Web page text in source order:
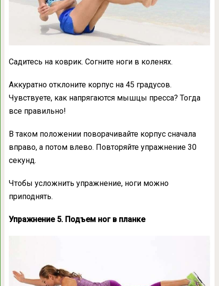
Садитесь на коврик. Согните ноги в коленях.
Аккуратно отклоните корпус на 45 градусов.
Чувствуете, как напрягаются мышцы пресса? Тогда
все правильно!
В таком положении поворачивайте корпус сначала
вправо, а потом влево. Повторяйте упражнение 30
секунд.
Чтобы усложнить упражнение, ноги можно
приподнять.
Упражнение 5. Подъем ног в планке